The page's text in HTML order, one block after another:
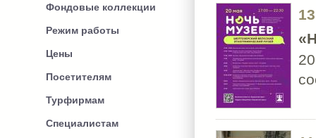
Фондовые коллекции
Режим работы
Цены
Посетителям
Турфирмам
Специалистам